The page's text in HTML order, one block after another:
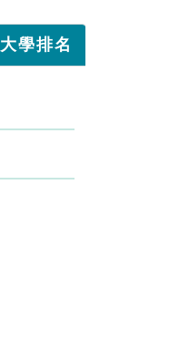
大學排名